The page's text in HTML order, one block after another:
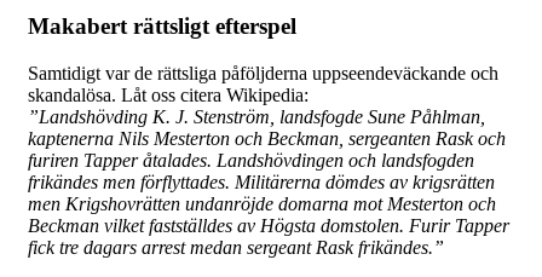
Makabert rättsligt efterspel
Samtidigt var de rättsliga påföljderna uppseendeväckande och
skandalösa. Låt oss citera Wikipedia:
”Landshövding K. J. Stenström, landsfogde Sune Påhlman,
kaptenerna Nils Mesterton och Beckman, sergeanten Rask och
furiren Tapper åtalades. Landshövdingen och landsfogden
frikändes men förflyttades. Militärerna dömdes av krigsrätten
men Krigshovrätten undanröjde domarna mot Mesterton och
Beckman vilket fastställdes av Högsta domstolen. Furir Tapper
fick tre dagars arrest medan sergeant Rask frikändes.”